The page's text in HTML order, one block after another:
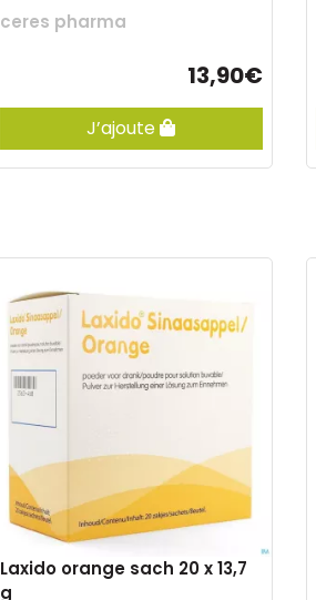
ceres pharma
13,90€
J’ajoute
Laxido orange sach 20 x 13,7
g